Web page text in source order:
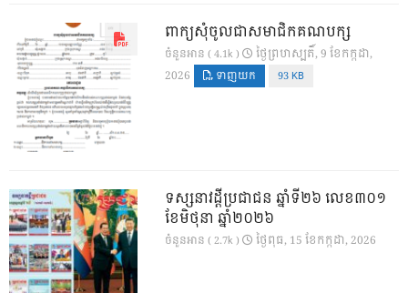
ពាក្យសុំចូលជាសមាជិកគណបក្ស
ចំនួនអាន ( 4.1k )
ថ្ងៃ​ព្រហស្បតិ៍, 9 ខែ​កក្កដា,
2026
ទាញយក 93 KB
ទស្សនាវដ្ដីប្រជាជន ឆ្នាំទី២៦ លេខ៣០១
ខែមិថុនា ឆ្នាំ២០២៦
ចំនួនអាន ( 2.7k ) ថ្ងៃ​ពុធ, 15 ខែ​កក្កដា, 2026